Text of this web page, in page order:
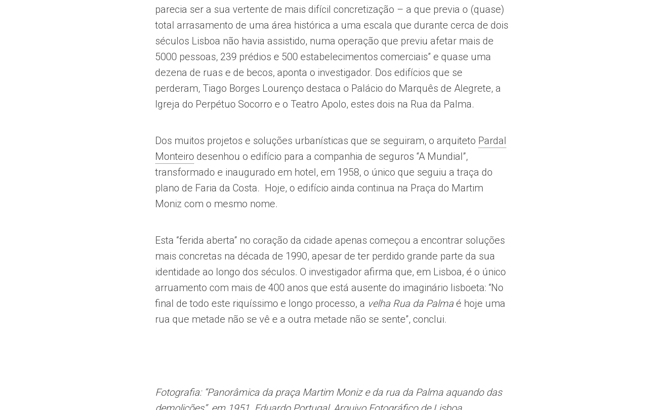
parecia ser a sua vertente de mais difícil concretização – a que previa o (quase)
total arrasamento de uma área histórica a uma escala que durante cerca de dois
séculos Lisboa não havia assistido, numa operação que previu afetar mais de
5000 pessoas, 239 prédios e 500 estabelecimentos comerciais” e quase uma
dezena de ruas e de becos, aponta o investigador. Dos edifícios que se
perderam, Tiago Borges Lourenço destaca o Palácio do Marquês de Alegrete, a
Igreja do Perpétuo Socorro e o Teatro Apolo, estes dois na Rua da Palma.
Dos muitos projetos e soluções urbanísticas que se seguiram, o arquiteto Pardal
Monteiro desenhou o edifício para a companhia de seguros “A Mundial”,
transformado e inaugurado em hotel, em 1958, o único que seguiu a traça do
plano de Faria da Costa. Hoje, o edifício ainda continua na Praça do Martim
Moniz com o mesmo nome.
Esta “ferida aberta” no coração da cidade apenas começou a encontrar soluções
mais concretas na década de 1990, apesar de ter perdido grande parte da sua
identidade ao longo dos séculos. O investigador afirma que, em Lisboa, é o único
arruamento com mais de 400 anos que está ausente do imaginário lisboeta: “No
final de todo este riquíssimo e longo processo, a velha Rua da Palma é hoje uma
rua que metade não se vê e a outra metade não se sente”, conclui.
Fotografia: “Panorâmica da praça Martim Moniz e da rua da Palma aquando das